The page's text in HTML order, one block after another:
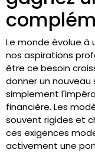
Le monde évolue à
nos aspirations
être ce besoin
donner un
simplement
financière. Les
souvent rigides et
ces exigences
activement une